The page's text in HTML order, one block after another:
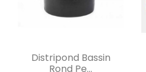
Aperçu rapide
Distripond Bassin
Rond Pe...